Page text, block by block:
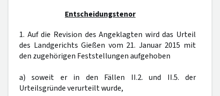
Entscheidungstenor
1. Auf die Revision des Angeklagten wird das Urteil
des Landgerichts Gießen vom 21. Januar 2015 mit
den zugehörigen Feststellungen aufgehoben
a) soweit er in den Fällen II.2. und II.5. der
Urteilsgründe verurteilt wurde,